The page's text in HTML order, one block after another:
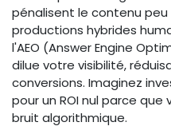
pénalisent le contenu peu
productions hybrides
l'AEO (Answer Engine
dilue votre visibilité,
conversions. Imaginez
pour un ROI nul parce
bruit algorithmique.